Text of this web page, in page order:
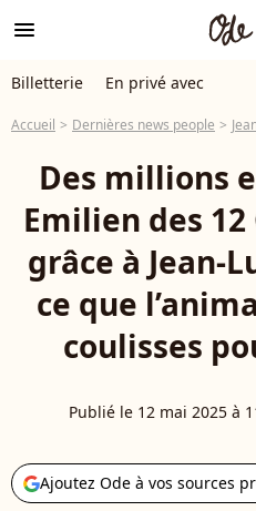
menu
Billetterie En privé avec
Accueil Dernières news people
Des millions
Emilien des
grâce à Jean-
ce que
coulisses
Publié le 12 mai 2025 à
Ajoutez Ode à vos sources